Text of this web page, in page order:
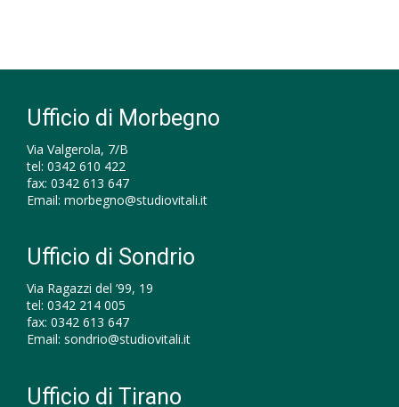
Ufficio di Morbegno
Via Valgerola, 7/B
tel: 0342 610 422
fax: 0342 613 647
Email: morbegno@studiovitali.it
Ufficio di Sondrio
Via Ragazzi del ’99, 19
tel: 0342 214 005
fax: 0342 613 647
Email: sondrio@studiovitali.it
Ufficio di Tirano